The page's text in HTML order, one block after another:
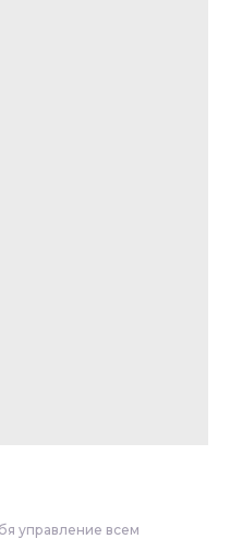
управление всем